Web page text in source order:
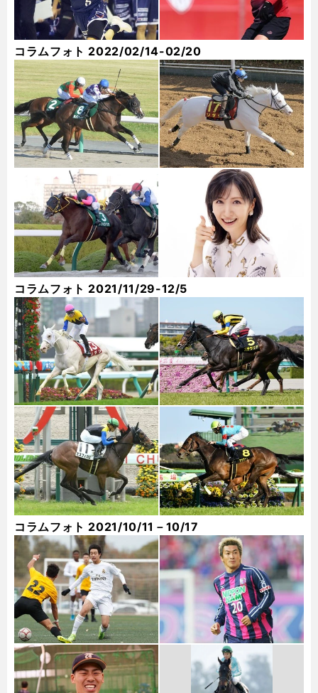
コラムフォト 2022/02/14-02/20
コラムフォト 2021/11/29-12/5
コラムフォト 2021/10/11－10/17